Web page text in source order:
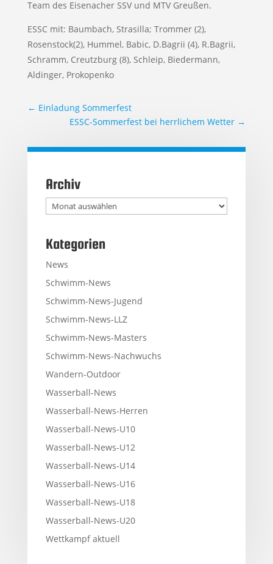
Team des Eisenacher SSV und MTV Greußen.
ESSC mit: Baumbach, Strasilla; Trommer (2),
Rosenstock(2), Hummel, Babic, D.Bagrii (4), R.Bagrii,
Schramm, Creutzburg (8), Schleip, Biedermann,
Aldinger, Prokopenko
← Einladung Sommerfest
ESSC-Sommerfest bei herrlichem Wetter →
Archiv
Archiv
Kategorien
News
Schwimm-News
Schwimm-News-Jugend
Schwimm-News-LLZ
Schwimm-News-Masters
Schwimm-News-Nachwuchs
Wandern-Outdoor
Wasserball-News
Wasserball-News-Herren
Wasserball-News-U10
Wasserball-News-U12
Wasserball-News-U14
Wasserball-News-U16
Wasserball-News-U18
Wasserball-News-U20
Wettkampf aktuell